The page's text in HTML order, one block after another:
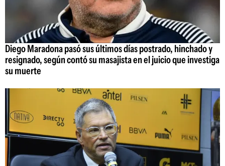
Diego Maradona pasó sus últimos días postrado, hinchado y
resignado, según contó su masajista en el juicio que investiga
su muerte